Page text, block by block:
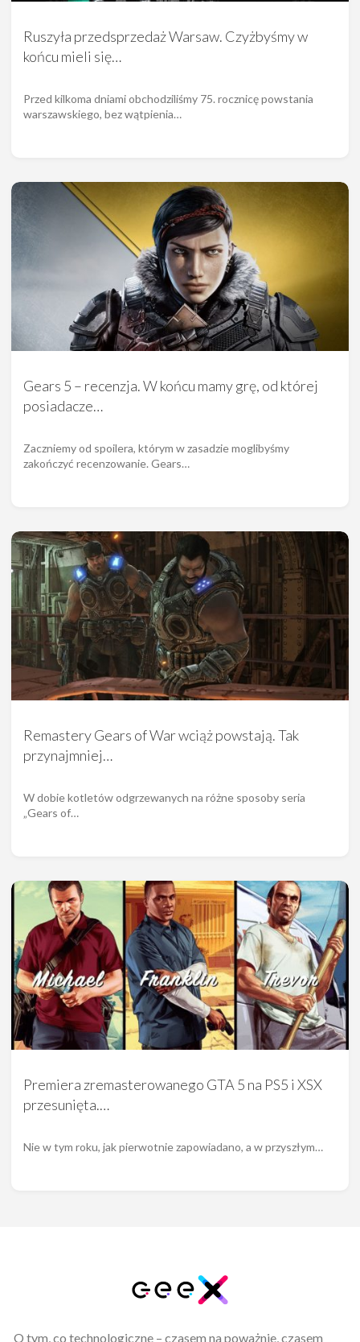
Ruszyła przedsprzedaż Warsaw. Czyżbyśmy w
końcu mieli się…
Przed kilkoma dniami obchodziliśmy 75. rocznicę powstania
warszawskiego, bez wątpienia…
Gears 5 – recenzja. W końcu mamy grę, od której
posiadacze…
Zaczniemy od spoilera, którym w zasadzie moglibyśmy
zakończyć recenzowanie. Gears…
Remastery Gears of War wciąż powstają. Tak
przynajmniej…
W dobie kotletów odgrzewanych na różne sposoby seria
„Gears of…
Premiera zremasterowanego GTA 5 na PS5 i XSX
przesunięta.…
Nie w tym roku, jak pierwotnie zapowiadano, a w przyszłym…
O tym, co technologiczne – czasem na poważnie, czasem